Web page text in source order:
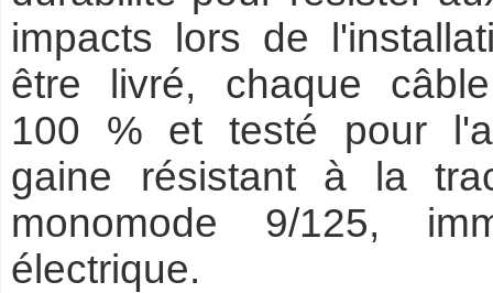
impacts lors de
être livré, chaque
100 % et testé pour
gaine résistant à la
monomode 9/125,
électrique.